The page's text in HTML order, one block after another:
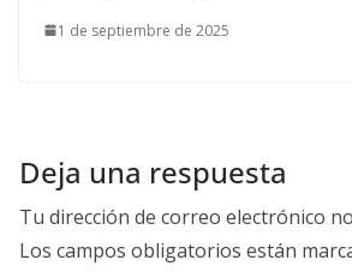
1 de septiembre de 2025
Deja una respuesta
Tu dirección de correo electrónico
Los campos obligatorios están